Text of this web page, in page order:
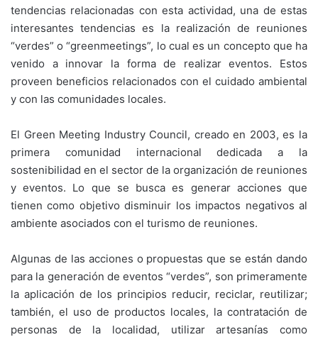
tendencias relacionadas con esta actividad, una de estas
interesantes tendencias es la realización de reuniones
“verdes” o “greenmeetings”, lo cual es un concepto que ha
venido a innovar la forma de realizar eventos. Estos
proveen beneficios relacionados con el cuidado ambiental
y con las comunidades locales.
El Green Meeting Industry Council, creado en 2003, es la
primera comunidad internacional dedicada a la
sostenibilidad en el sector de la organización de reuniones
y eventos. Lo que se busca es generar acciones que
tienen como objetivo disminuir los impactos negativos al
ambiente asociados con el turismo de reuniones.
Algunas de las acciones o propuestas que se están dando
para la generación de eventos “verdes”, son primeramente
la aplicación de los principios reducir, reciclar, reutilizar;
también, el uso de productos locales, la contratación de
personas de la localidad, utilizar artesanías como